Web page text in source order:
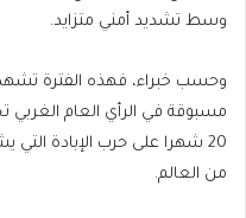
وسط تشديد أمني متزايد.
وحسب خبراء، فهذه الفترة
مسبوقة في الرأي العام الغربي
20 شهرا على حرب الإبادة
من العالم.